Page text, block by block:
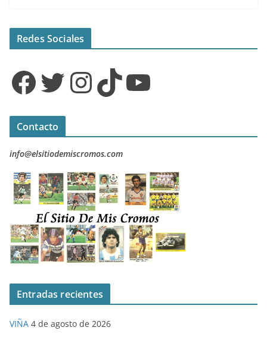
Redes Sociales
Facebook Twitter InstagramTikTok YouTube
Contacto
info@elsitiodemiscromos.com
Entradas recientes
VIÑA 4 de agosto de 2026